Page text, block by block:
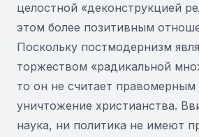
целостной «деконструкцией
этом более позитивным
Поскольку постмодернизм
торжеством «радикальной
то он не считает правомерным
уничтожение христианства.
наука, ни политика не имеют